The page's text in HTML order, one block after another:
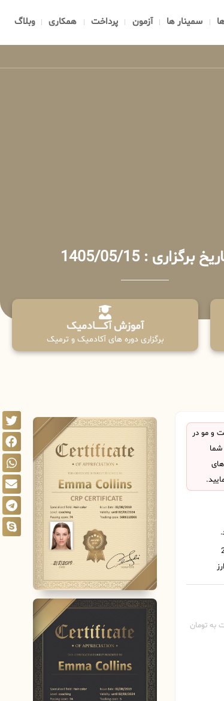
سمینار ها آزمون پرداخت همکاری وبلاگ
برگزاری : 1405/05/15
آموزش آکـــــــادمیک
برگزاری دوره های آکادمیک و ترمیک
و مو در
به تومان